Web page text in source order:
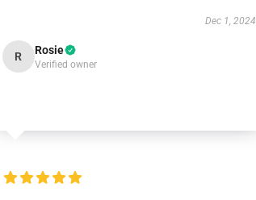
Dec 1, 2024
R Rosie
Verified owner